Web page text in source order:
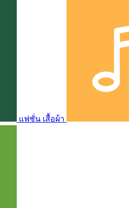
แฟชั่น เสื้อผ้า